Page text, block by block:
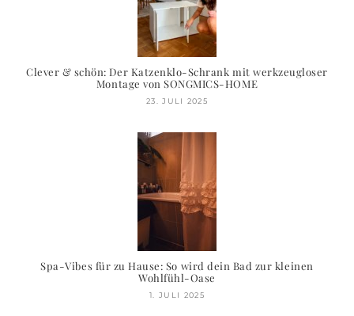
Clever & schön: Der Katzenklo-Schrank mit werkzeugloser
Montage von SONGMICS-HOME
23. JULI 2025
Spa-Vibes für zu Hause: So wird dein Bad zur kleinen
Wohlfühl-Oase
1. JULI 2025